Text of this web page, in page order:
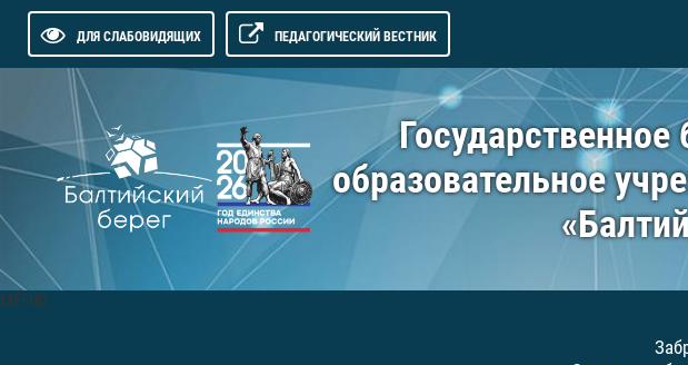
ДЛЯ СЛАБОВИДЯЩИХ ПЕДАГОГИЧЕСКИЙ ВЕСТНИК
образовательное
МЕНЮ